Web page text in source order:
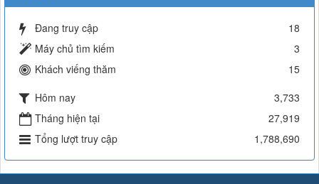
Đang truy cập
18
Máy chủ tìm kiếm
3
Khách viếng thăm
15
Hôm nay
3,733
Tháng hiện tại
27,919
Tổng lượt truy cập
1,788,690